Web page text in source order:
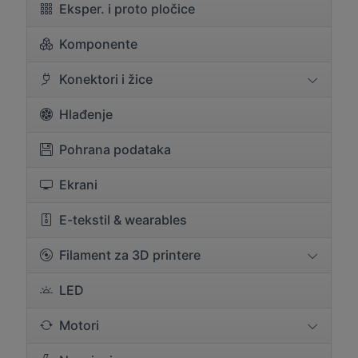
Eksper. i proto pločice
Komponente
Konektori i žice
Hlađenje
Pohrana podataka
Ekrani
E-tekstil & wearables
Filament za 3D printere
LED
Motori